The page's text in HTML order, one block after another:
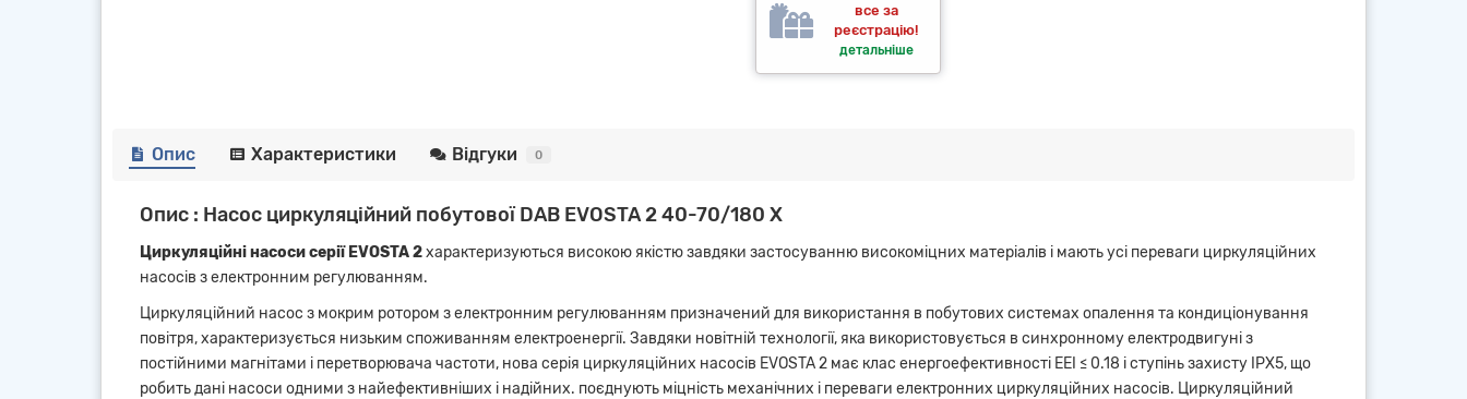
все за
реєстрацію!
детальніше
Опис Характеристики Відгуки 0
Опис : Насос циркуляційний побутової DAB EVOSTA 2 40-70/180 X
Циркуляційні насоси серії EVOSTA 2характеризуються високою якістю завдяки застосуванню високоміцних матеріалів і мають усі переваги циркуляційних
насосів з електронним регулюванням.
Циркуляційний насос з мокрим ротором з електронним регулюванням призначений для використання в побутових системах опалення та кондиціонування
повітря, характеризується низьким споживанням електроенергії. Завдяки новітній технології, яка використовується в синхронному електродвигуні з
постійними магнітами і перетворювача частоти, нова серія циркуляційних насосів EVOSTA 2 має клас енергоефективності EEI ≤ 0.18 і ступінь захисту IPX5, що
робить дані насоси одними з найефективніших і надійних. поєднують міцність механічних і переваги електронних циркуляційних насосів. Циркуляційний